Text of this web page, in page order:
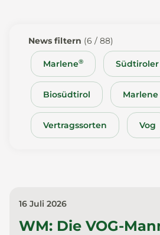
News filtern (6 / 88)
Marlene® Südtiroler
Biosüdtirol
Vertragssorten Vog
16 Juli 2026
WM: Die VOG-